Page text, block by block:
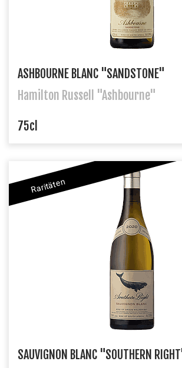
ASHBOURNE BLANC "SANDSTONE"
Hamilton Russell "Ashbourne"
IN DEN
75cl
Raritäten
SAUVIGNON BLANC "SOUTHERN